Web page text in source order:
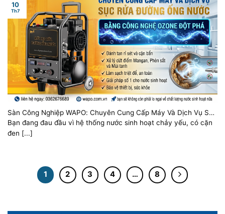
Sàn Công Nghiệp WAPO: Chuyên Cung Cấp Máy Và Dịch Vụ Sục
Rửa Đường Ống Nước Bằng Công Nghệ Ozone Đột Phá
Bạn đang đau đầu vì hệ thống nước sinh hoạt chảy yếu, có cặn
đen [...]
10
Th7
1 2 3 4 … 8